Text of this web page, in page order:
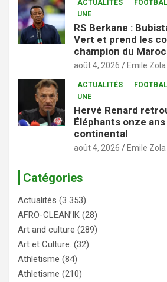
ACTUALITÉS
UNE
RS Berkane :
Vert et prend les
champion du Maroc
août 4, 2026 Emile
ACTUALITÉS
UNE
Hervé Renard
Éléphants onze
continental
août 4, 2026 Emile
Catégories
Actualités (3 353)
AFRO-CLEAN’IK (28)
Art and culture (289)
Art et Culture. (32)
Athletisme (84)
Athletisme (210)